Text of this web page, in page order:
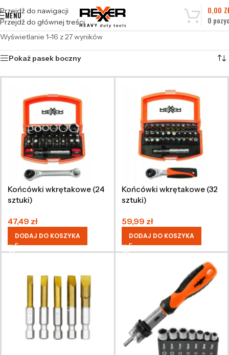
Przejdź do nawigacji
Przejdź do głównej treści
MENU
0
0,00
Wyświetlanie 1–16 z 27 wyników
Pokaż pasek boczny
Końcówki wkrętakowe (24
sztuki)
47,49 zł
DODAJ DO KOSZYKA
Końcówki wkrętakowe (32
sztuki)
59,99 zł
DODAJ DO KOSZYKA